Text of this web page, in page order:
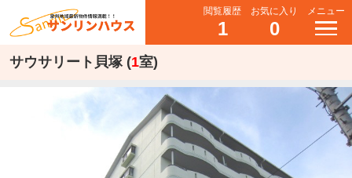
閲覧履歴
1
お気に入り
0
メニュー
サウサリート貝塚 (1室)